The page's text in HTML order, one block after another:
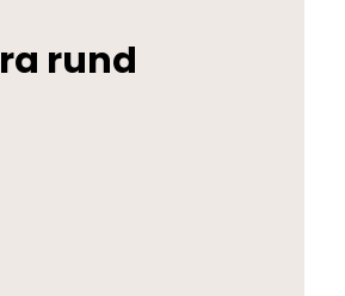
rund